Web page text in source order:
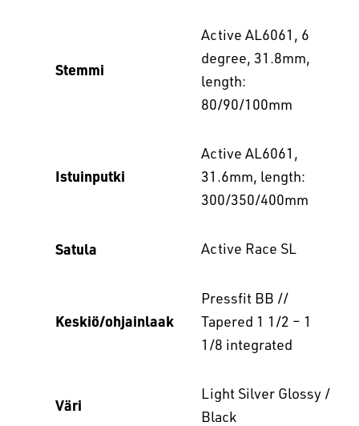
Stemmi
Active AL6061, 6
degree, 31.8mm,
length:
80/90/100mm
Istuinputki
Active AL6061,
31.6mm, length:
300/350/400mm
Satula Active Race SL
Keskiö/ohjainlaak
Pressfit BB //
Tapered 1 1/2 – 1
1/8 integrated
Väri
Light Silver Glossy /
Black